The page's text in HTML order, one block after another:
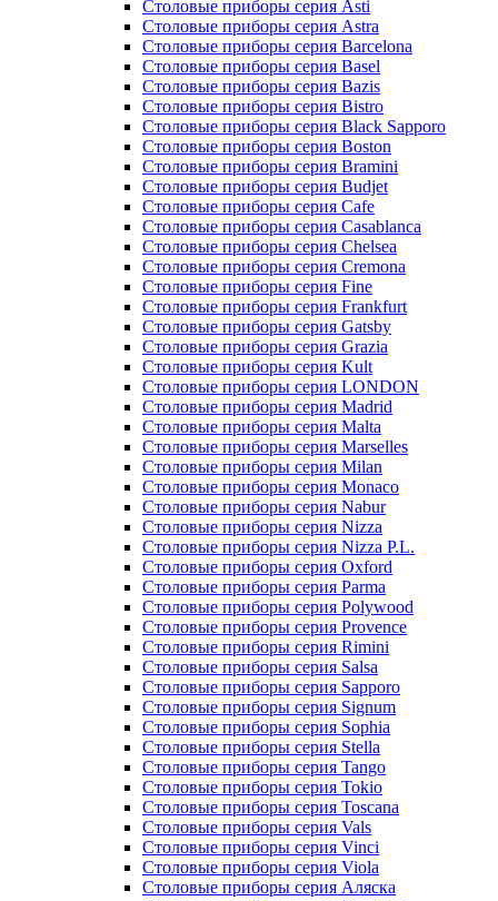
Столовые приборы серия Asti
Столовые приборы серия Astra
Столовые приборы серия Barcelona
Столовые приборы серия Basel
Столовые приборы серия Bazis
Столовые приборы серия Bistro
Столовые приборы серия Black Sapporo
Столовые приборы серия Boston
Столовые приборы серия Bramini
Столовые приборы серия Budjet
Столовые приборы серия Cafe
Столовые приборы серия Casablanca
Столовые приборы серия Chelsea
Столовые приборы серия Cremona
Столовые приборы серия Fine
Столовые приборы серия Frankfurt
Столовые приборы серия Gatsby
Столовые приборы серия Grazia
Столовые приборы серия Kult
Столовые приборы серия LONDON
Столовые приборы серия Madrid
Столовые приборы серия Malta
Столовые приборы серия Marselles
Столовые приборы серия Milan
Столовые приборы серия Monaco
Столовые приборы серия Nabur
Столовые приборы серия Nizza
Столовые приборы серия Nizza P.L.
Столовые приборы серия Oxford
Столовые приборы серия Parma
Столовые приборы серия Polywood
Столовые приборы серия Provence
Столовые приборы серия Rimini
Столовые приборы серия Salsa
Столовые приборы серия Sapporo
Столовые приборы серия Signum
Столовые приборы серия Sophia
Столовые приборы серия Stella
Столовые приборы серия Tango
Столовые приборы серия Tokio
Столовые приборы серия Toscana
Столовые приборы серия Vals
Столовые приборы серия Vinci
Столовые приборы серия Viola
Столовые приборы серия Аляска